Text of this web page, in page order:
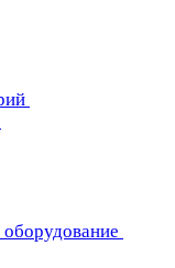
оборудование